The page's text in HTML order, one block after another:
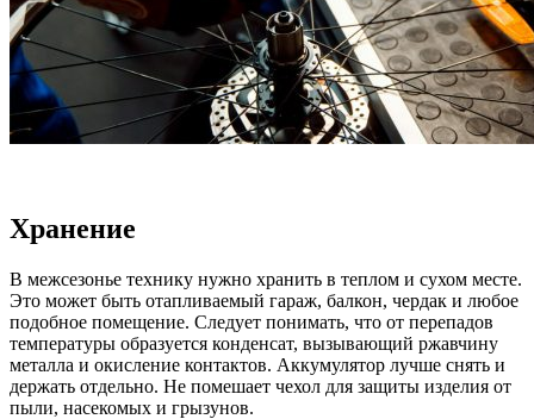
Хранение
В межсезонье технику нужно хранить в теплом и сухом месте.
Это может быть отапливаемый гараж, балкон, чердак и любое
подобное помещение. Следует понимать, что от перепадов
температуры образуется конденсат, вызывающий ржавчину
металла и окисление контактов. Аккумулятор лучше снять и
держать отдельно. Не помешает чехол для защиты изделия от
пыли, насекомых и грызунов.